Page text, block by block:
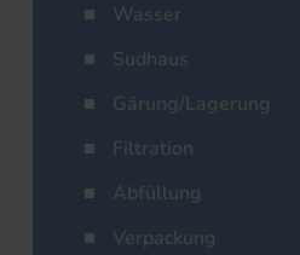
Wasser
Sudhaus
Gärung/Lagerung
Filtration
Abfüllung
Verpackung